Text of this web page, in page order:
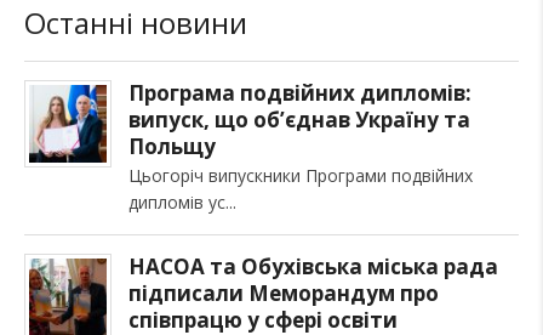
Останні новини
Програма подвійних дипломів:
випуск, що об’єднав Україну та
Польщу
Цьогоріч випускники Програми подвійних
дипломів ус
НАСОА та Обухівська міська рада
підписали Меморандум про
співпрацю у сфері освіти